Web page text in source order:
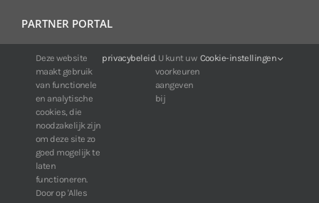
PARTNER PORTAL
Voor klanten van IDIS:
24/7 beschikbaarheid, altijd en overal.
Web:https://portal.idisglobal.solutions
TOP DOWNLOADS
Software IDIS Center V7.1.0
160.74 MB
Deze website
maakt gebruik
van functionele
en analytische
cookies, die
noodzakelijk zijn
om deze site zo
goed mogelijk te
laten
functioneren.
Door op 'Alles
privacybeleid. U kunt uw
voorkeuren
aangeven
bij
Cookie-instellingen